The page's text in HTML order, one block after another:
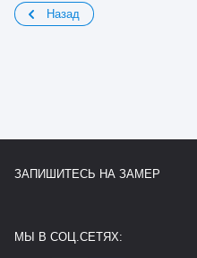
Назад
ЗАПИШИТЕСЬ НА ЗАМЕР
МЫ В СОЦ.СЕТЯХ: